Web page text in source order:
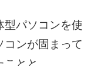
型パソコンを使
コンが固まって